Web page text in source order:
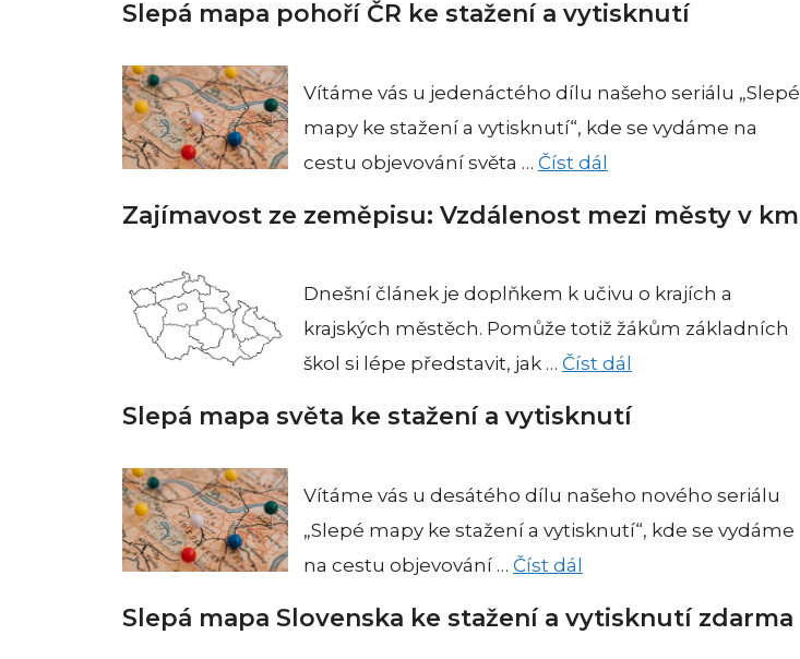
Slepá mapa pohoří ČR ke stažení a vytisknutí
Vítáme vás u jedenáctého dílu našeho seriálu „Slepé
mapy ke stažení a vytisknutí“, kde se vydáme na
cestu objevování světa … Číst dál
Zajímavost ze zeměpisu: Vzdálenost mezi městy v km
Dnešní článek je doplňkem k učivu o krajích a
krajských městěch. Pomůže totiž žákům základních
škol si lépe představit, jak … Číst dál
Slepá mapa světa ke stažení a vytisknutí
Vítáme vás u desátého dílu našeho nového seriálu
„Slepé mapy ke stažení a vytisknutí“, kde se vydáme
na cestu objevování … Číst dál
Slepá mapa Slovenska ke stažení a vytisknutí zdarma